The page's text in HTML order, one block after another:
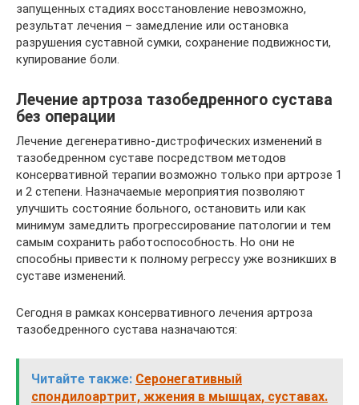
запущенных стадиях восстановление невозможно,
результат лечения – замедление или остановка
разрушения суставной сумки, сохранение подвижности,
купирование боли.
Лечение артроза тазобедренного сустава
без операции
Лечение дегенеративно-дистрофических изменений в
тазобедренном суставе посредством методов
консервативной терапии возможно только при артрозе 1
и 2 степени. Назначаемые мероприятия позволяют
улучшить состояние больного, остановить или как
минимум замедлить прогрессирование патологии и тем
самым сохранить работоспособность. Но они не
способны привести к полному регрессу уже возникших в
суставе изменений.
Сегодня в рамках консервативного лечения артроза
тазобедренного сустава назначаются:
Читайте также: Серонегативный
спондилоартрит, жжения в мышцах, суставах.